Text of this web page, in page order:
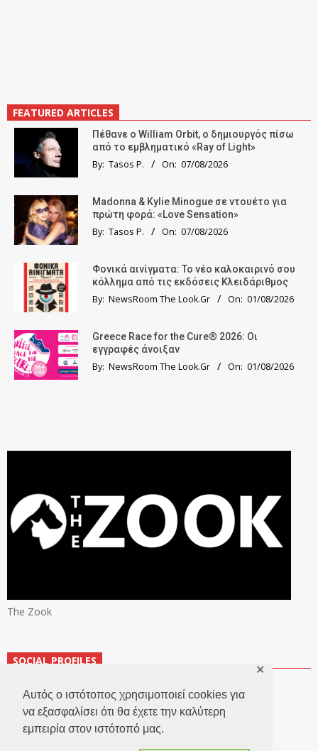
Αυτός ο ιστότοπος χρησιμοποιεί cookies για
να εξασφαλίσει ότι θα έχετε την καλύτερη
εμπειρία στον ιστότοπό μας.
✕
FEATURED ARTICLES
Πέθανε ο William Orbit, ο δημιουργός πίσω
από το εμβληματικό «Ray of Light»
By: Tasos P. On: 07/08/2026
Madonna & Kylie Minogue σε ντουέτο για
πρώτη φορά: «Love Sensation»
By: Tasos P. On: 07/08/2026
Φονικά αινίγματα: Το νέο καλοκαιρινό σου
κόλλημα από τις εκδόσεις Κλειδάριθμος
By: NewsRoom The Look.Gr On: 01/08/2026
Greece Race for the Cure® 2026: Οι
εγγραφές άνοιξαν
By: NewsRoom The Look.Gr On: 01/08/2026
The Zook
SOCIAL PROFILES